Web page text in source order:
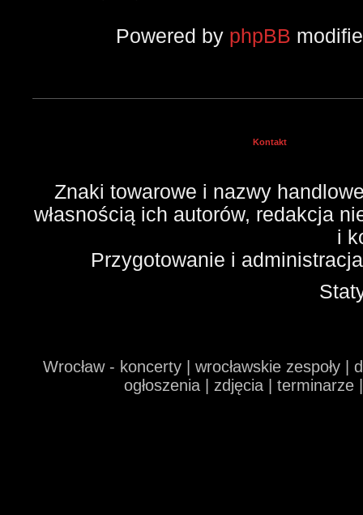
Powered by phpBB
Kontakt
Znaki towarowe i nazwy
własnością ich autorów, redakcja
i
Przygotowanie i
Wrocław - koncerty | wrocławskie zespoły
ogłoszenia | zdjęcia |